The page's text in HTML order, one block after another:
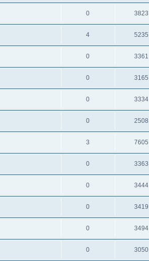
0 3823
4 5235
0 3361
0 3165
0 3334
0 2508
3 7605
0 3363
0 3444
0 3419
0 3494
0 3050